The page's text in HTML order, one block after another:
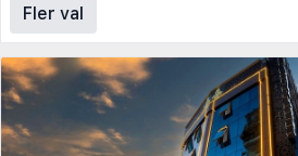
Fler val